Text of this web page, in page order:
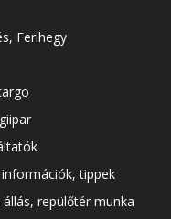
Ferihegy
tippek
állás, repülőtér munka